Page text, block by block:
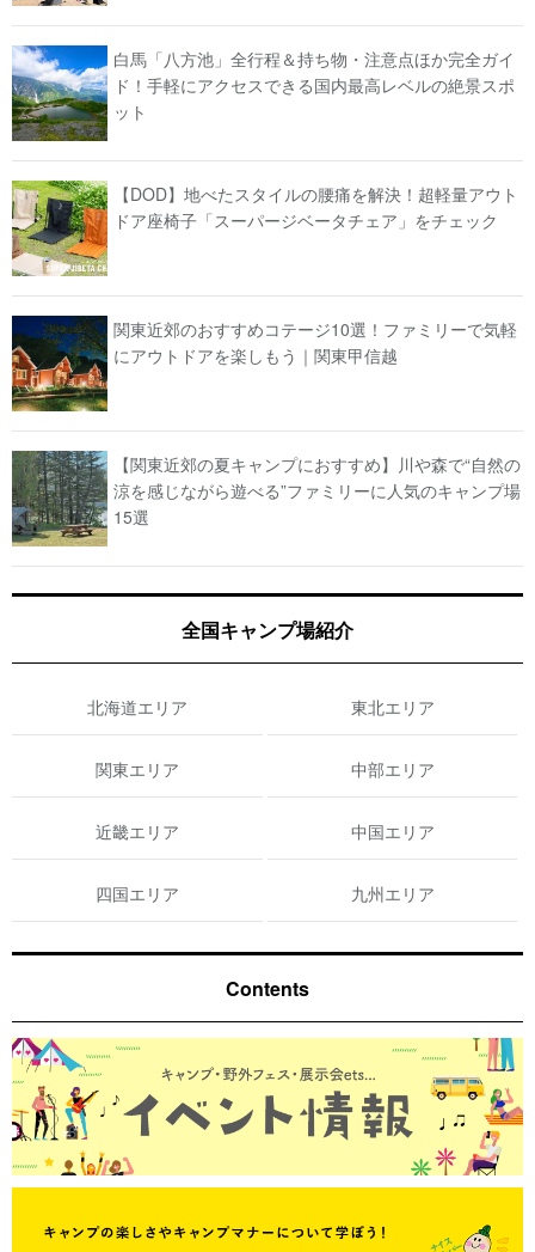
白馬「八方池」全行程＆持ち物・注意点ほか完全ガイ
ド！手軽にアクセスできる国内最高レベルの絶景スポ
ット
【DOD】地べたスタイルの腰痛を解決！超軽量アウト
ドア座椅子「スーパージベータチェア」をチェック
関東近郊のおすすめコテージ10選！ファミリーで気軽
にアウトドアを楽しもう｜関東甲信越
【関東近郊の夏キャンプにおすすめ】川や森で“自然の
涼を感じながら遊べる”ファミリーに人気のキャンプ場
15選
全国キャンプ場紹介
北海道エリア 東北エリア
関東エリア 中部エリア
近畿エリア 中国エリア
四国エリア 九州エリア
Contents